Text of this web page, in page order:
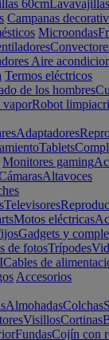
60cm
Campanas
Microondas
Aire
Termos eléctricos
de los hombres
vaporRobot
Adaptadores
Tablets
Monitores gaming
Altavoces
Televisores
Motos eléctricas
Gadgets y
de fotosTrípodes
Cables de
Accesorios
AlmohadasColchas
VisillosCortinas
FundasCojín con